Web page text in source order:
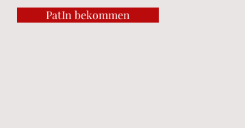
PatIn bekommen